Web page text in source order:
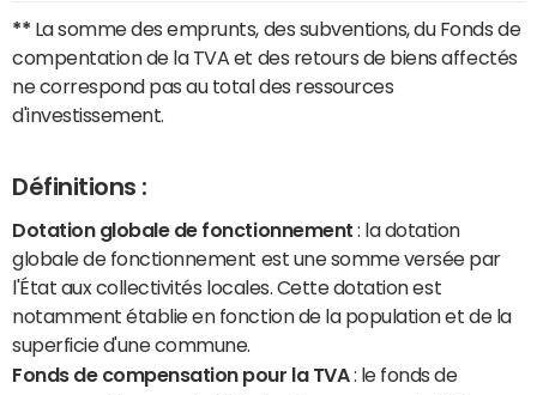
** La somme des emprunts, des subventions, du Fonds de
compentation de la TVA et des retours de biens affectés
ne correspond pas au total des ressources
d'investissement.
Définitions :
Dotation globale de fonctionnement : la dotation
globale de fonctionnement est une somme versée par
l'État aux collectivités locales. Cette dotation est
notamment établie en fonction de la population et de la
superficie d'une commune.
Fonds de compensation pour la TVA: le fonds de